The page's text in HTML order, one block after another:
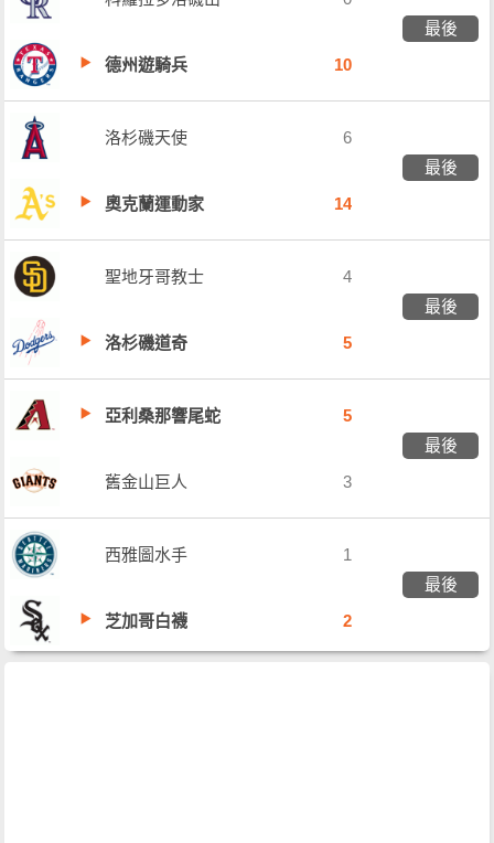
最後
德州遊騎兵
10
洛杉磯天使
6
最後
奧克蘭運動家
14
聖地牙哥教士
4
最後
洛杉磯道奇
5
亞利桑那響尾蛇
5
最後
舊金山巨人
3
西雅圖水手
1
最後
芝加哥白襪
2